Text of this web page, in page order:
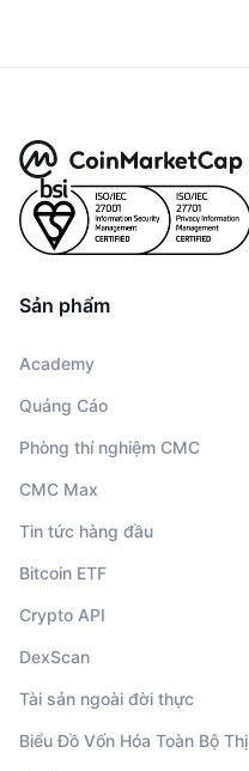
Sản phẩm
Academy
Quảng Cáo
Phòng thí nghiệm CMC
CMC Max
Tin tức hàng đầu
Bitcoin ETF
Crypto API
DexScan
Tài sản ngoài đời thực
Biểu Đồ Vốn Hóa Toàn Bộ Thị